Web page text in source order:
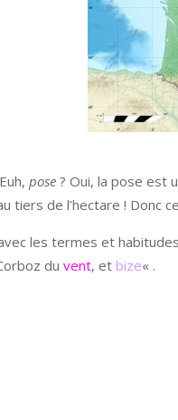
pose ? Oui, la pose est
tiers de l’hectare ! Donc
les termes et
du vent, et bize« .